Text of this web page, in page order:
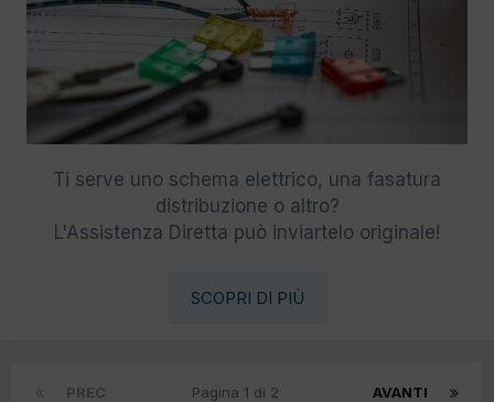
Ti serve uno schema elettrico, una fasatura
distribuzione o altro?
L'Assistenza Diretta può inviartelo originale!
SCOPRI DI PIÙ
PREC AVANTI
Pagina 1 di 2